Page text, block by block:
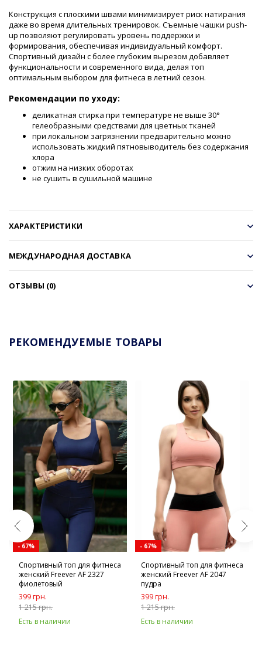
Конструкция с плоскими швами минимизирует риск натирания
даже во время длительных тренировок. Съемные чашки push-
up позволяют регулировать уровень поддержки и
формирования, обеспечивая индивидуальный комфорт.
Спортивный дизайн с более глубоким вырезом добавляет
функциональности и современного вида, делая топ
оптимальным выбором для фитнеса в летний сезон.
Рекомендации по уходу:
деликатная стирка при температуре не выше 30°
гелеобразными средствами для цветных тканей
при локальном загрязнении предварительно можно
использовать жидкий пятновыводитель без содержания
хлора
отжим на низких оборотах
не сушить в сушильной машине
ХАРАКТЕРИСТИКИ
МЕЖДУНАРОДНАЯ ДОСТАВКА
ОТЗЫВЫ (0)
РЕКОМЕНДУЕМЫЕ ТОВАРЫ
- 67%
Спортивный топ для фитнеса
женский Freever AF 2327
фиолетовый
399 грн.
1 215 грн.
Есть в наличии
- 67%
Спортивный топ для фитнеса
женский Freever AF 2047
пудра
399 грн.
1 215 грн.
Есть в наличии